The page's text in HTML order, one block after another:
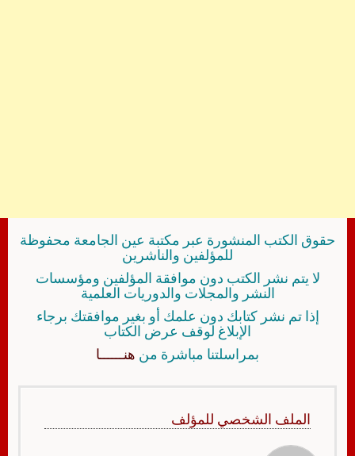
حقوق الكتب المنشورة عبر مكتبة عين الجامعة محفوظة
للمؤلفين والناشرين
لا يتم نشر الكتب دون موافقة المؤلفين ومؤسسات
النشر والمجلات والدوريات العلمية
إذا تم نشر كتابك دون علمك أو بغير موافقتك برجاء
الإبلاغ لوقف عرض الكتاب
بمراسلتنا مباشرة من هنــــــا
الملف الشخصي للمؤلف